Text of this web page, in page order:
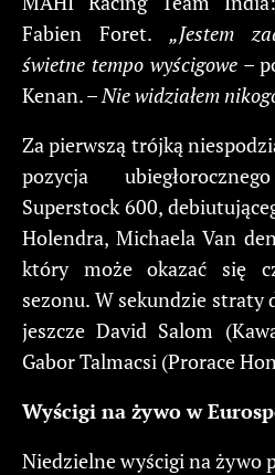
Fabien Foret. „Jestem
świetne tempo wyścigowe–
Kenan. – Nie widziałem
Za pierwszą trójką
pozycja
Superstock 600,
Holendra, Michaela Van
który może okazać się
sezonu. W sekundzie straty
jeszcze David Salom
Gabor Talmacsi (Prorace
Wyścigi na żywo w
Niedzielne wyścigi na żywo